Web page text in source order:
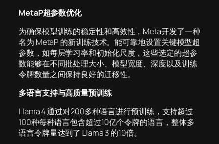
MetaP超参数优化
为确保模型训练的稳定性和高效性，Meta开发了一种
名为 MetaP 的新训练技术。能可靠地设置关键模型超
参数，如每层学习率和初始化尺度，这些选定的超参
数能够在不同批处理大小、模型宽度、深度以及训练
令牌数量之间保持良好的迁移性。
多语言支持与高质量预训练
Llama 4 通过对200多种语言进行预训练，支持超过
100种每种语言包含超过10亿个令牌的语言，整体多
语言令牌量达到了 Llama 3 的10倍。